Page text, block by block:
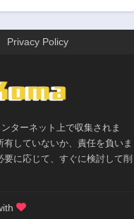
話
話
Privacy Policy
ターネット上で収集されま
していないか、責任を負いま
に応じて、すぐに検討して削